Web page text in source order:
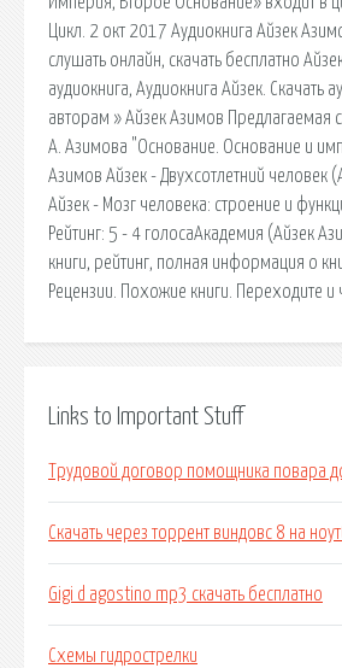
Цикл. 2 окт 2017 Аудиокнига Айзек
слушать онлайн, скачать бесплатно
аудиокнига, Аудиокнига Айзек. Скачать
авторам » Айзек Азимов Предлагаемая
А. Азимова "Основание. Основание и
Азимов Айзек - Двухсотлетний человек
Айзек - Мозг человека: строение и
Рейтинг: 5 - 4 голосаАкадемия (Айзек
книги, рейтинг, полная информация о
Рецензии. Похожие книги. Переходите и
Links to Important Stuff
Трудовой договор помощника повара
Скачать через торрент виндовс 8 на
Gigi d agostino mp3 скачать бесплатно
Схемы гидрострелки